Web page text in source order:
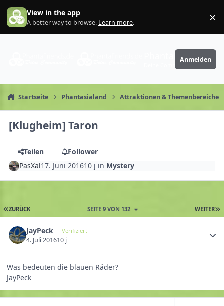
Zum Inhalt springen
View in the app
A better way to browse. Learn more. ×
PhantaFriends.de
Anmelden
Startseite Phantasialand Attraktionen & Themenbereiche
[Klugheim] Taron
Teilen
Follower
PasXal17. Juni 201610 j in Mystery
ZURÜCK WEITER
SEITE 9 VON 132
JayPeck Verifiziert
4. Juli 201610 j
Was bedeuten die blauen Räder?
JayPeck